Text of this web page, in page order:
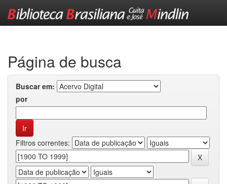
Página de busca
Buscar em:
por
Filtros correntes: